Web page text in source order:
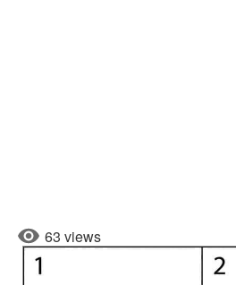
63 views